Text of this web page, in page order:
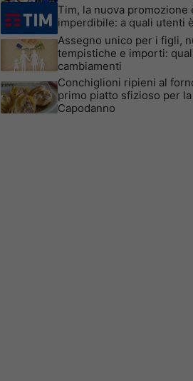
Tim, la nuova promozione
imperdibile: a quali utenti
Assegno unico per i figli,
tempistiche e importi:
cambiamenti
Conchiglioni ripieni al
primo piatto sfizioso per
Capodanno